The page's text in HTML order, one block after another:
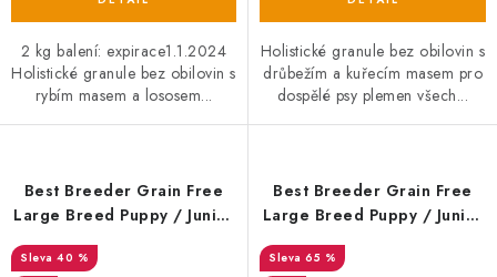
2 kg balení: expirace1.1.2024
Holistické granule bez obilovin s
rybím masem a lososem...
Holistické granule bez obilovin s
drůbežím a kuřecím masem pro
dospělé psy plemen všech...
Best Breeder Grain Free
Large Breed Puppy / Junior
Salmon with Sweet Potato &
Vegetables 12 kg EXP 27. 2.
40 %
Best Breeder Grain Free
Large Breed Puppy / Junior
Salmon with Sweet Potato &
Vegetables 2 kg EXP
65 %